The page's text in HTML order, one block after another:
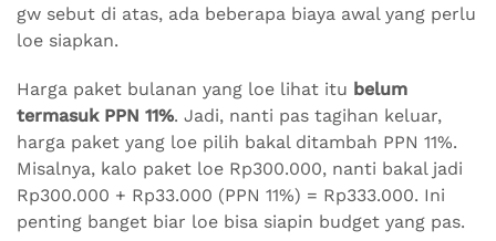
gw sebut di atas, ada beberapa biaya awal yang perlu
loe siapkan.
Harga paket bulanan yang loe lihat itu belum
termasuk PPN 11%. Jadi, nanti pas tagihan keluar,
harga paket yang loe pilih bakal ditambah PPN 11%.
Misalnya, kalo paket loe Rp300.000, nanti bakal jadi
Rp300.000 + Rp33.000 (PPN 11%) = Rp333.000. Ini
penting banget biar loe bisa siapin budget yang pas.